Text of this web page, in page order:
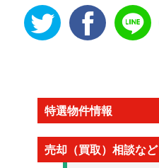
特選物件情報
売却（買取）相談など